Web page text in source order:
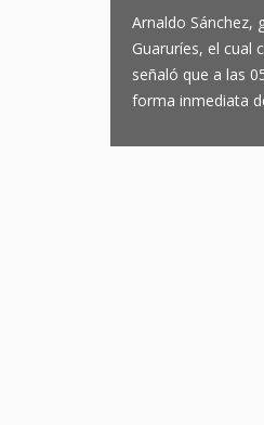
Arnaldo Sánchez,
Guaruríes, el cual
señaló que a las
forma inmediata